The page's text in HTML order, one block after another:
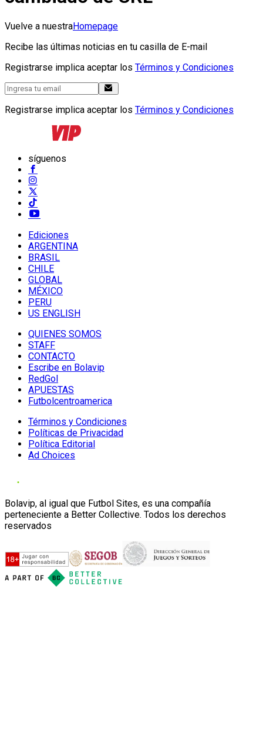
Vuelve a nuestraHomepage
Recibe las últimas noticias en tu casilla de E-mail
Registrarse implica aceptar los Términos y Condiciones
Registrarse implica aceptar los Términos y Condiciones
síguenos
Ediciones
ARGENTINA
BRASIL
CHILE
GLOBAL
MÉXICO
PERU
US ENGLISH
QUIENES SOMOS
STAFF
CONTACTO
Escribe en Bolavip
RedGol
APUESTAS
Futbolcentroamerica
Términos y Condiciones
Políticas de Privacidad
Política Editorial
Ad Choices
Bolavip, al igual que Futbol Sites, es una compañía
perteneciente a Better Collective. Todos los derechos
reservados